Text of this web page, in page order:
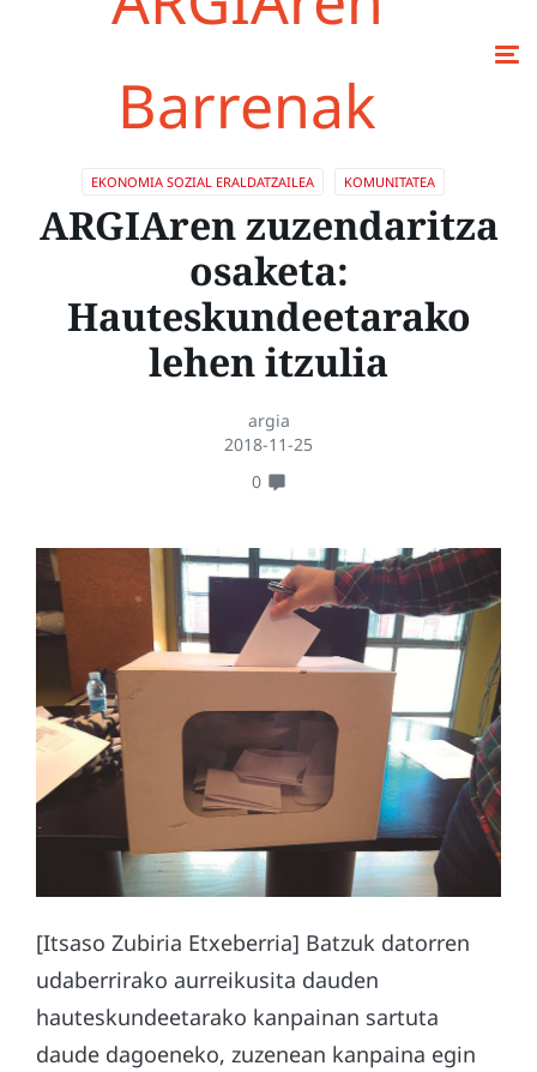
Barrenak
EKONOMIA SOZIAL ERALDATZAILEA KOMUNITATEA
ARGIAren zuzendaritza
osaketa:
Hauteskundeetarako
lehen itzulia
argia
2018-11-25
0
[Itsaso Zubiria Etxeberria] Batzuk datorren
udaberrirako aurreikusita dauden
hauteskundeetarako kanpainan sartuta
daude dagoeneko, zuzenean kanpaina egin